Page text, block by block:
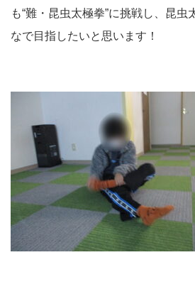
も“難・昆虫太極拳”に挑戦し、昆虫
なで目指したいと思います！